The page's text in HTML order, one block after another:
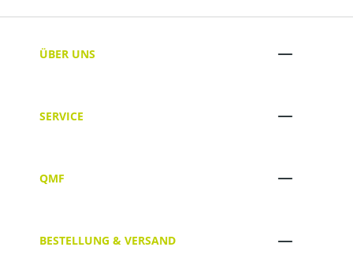
ÜBER UNS
SERVICE
QMF
BESTELLUNG & VERSAND